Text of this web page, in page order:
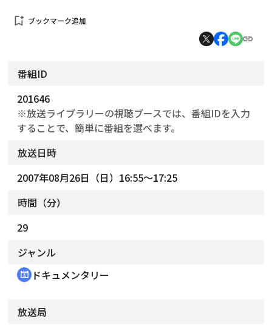
bookmark_add ブックマーク追加
番組ID
201646
※放送ライブラリーの視聴ブースでは、番組IDを入力
することで、簡単に番組を選べます。
放送日時
2007年08月26日（日）16:55～17:25
時間（分）
29
ジャンル
cinematic_blur ドキュメンタリー
放送局